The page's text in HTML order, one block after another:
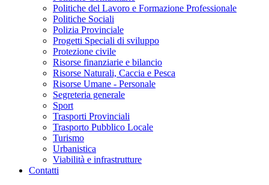
Politiche del Lavoro e Formazione Professionale
Politiche Sociali
Polizia Provinciale
Progetti Speciali di sviluppo
Protezione civile
Risorse finanziarie e bilancio
Risorse Naturali, Caccia e Pesca
Risorse Umane - Personale
Segreteria generale
Sport
Trasporti Provinciali
Trasporto Pubblico Locale
Turismo
Urbanistica
Viabilità e infrastrutture
Contatti